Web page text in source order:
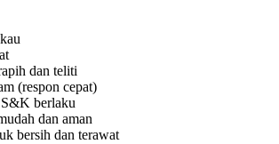
dan teliti
(respon cepat)
berlaku
dan aman
bersih dan terawat